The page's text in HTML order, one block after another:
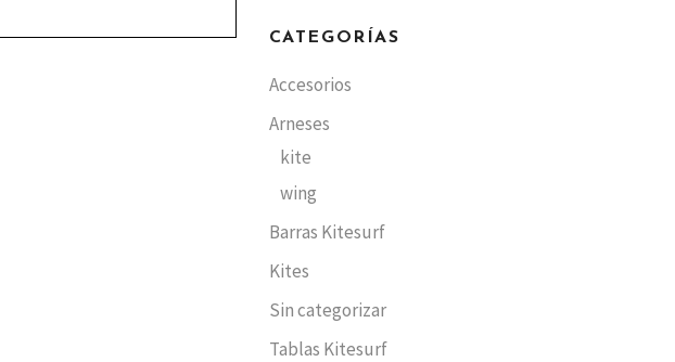
CATEGORÍAS
Accesorios
Arneses
kite
wing
Barras Kitesurf
Kites
Sin categorizar
Tablas Kitesurf